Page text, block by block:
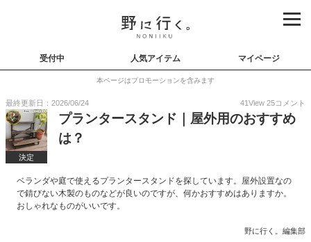
受付中 人気アイテム マイページ
本ページはプロモーションを含みます
最終更新日：2026/06/24 41View 25コメント
決定
プランタースタンド｜屋外用のおすすめ
は？
ベランダや庭で使えるプランタースタンドを探しています。屋外設置なの
で錆びない木製のものなどが良いのですが、何かおすすめはありますか。
おしゃれなものがいいです。
野に行く。編集部